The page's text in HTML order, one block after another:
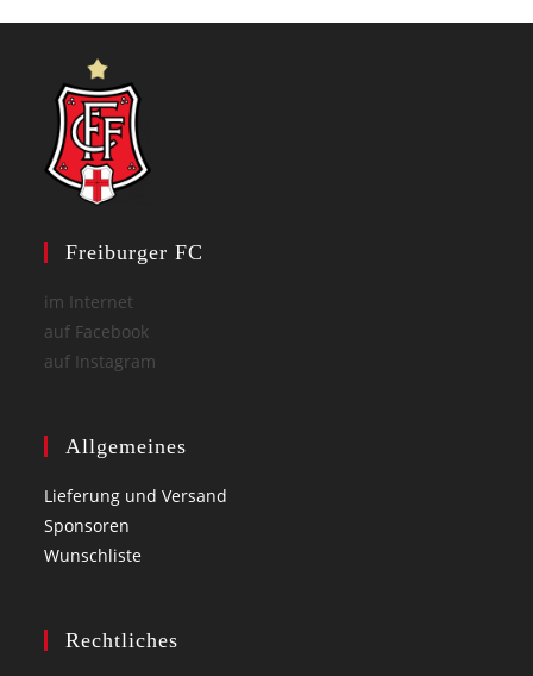
Freiburger FC
im Internet
auf Facebook
auf Instagram
Allgemeines
Lieferung und Versand
Sponsoren
Wunschliste
Rechtliches